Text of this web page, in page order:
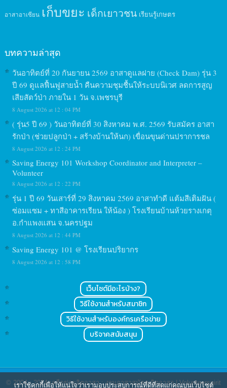
อาสาอาเซียน เก็บขยะ เด็กเยาวชน เรียนรู้เกษตร
บทความล่าสุด
วันอาทิตย์ที่ 20 กันยายน 2569 อาสาดูแลฝาย (Check Dam) รุ่น 3
ปี 69 ดูแลฟื้นฟูสายน้ำ คืนความชุมชื้นให้ระบบนิเวศ ลดการสูญ
เสียสัตว์ป่า ภายใน 1 วัน จ.เพชรบุรี
8 August 2026 at 12 : 04 PM
( รุ่น5 ปี 69 ) วันอาทิตย์ที่ 30 สิงหาคม พ.ศ. 2569 รับสมัคร อาสา
รักป่า (ช่วยปลูกป่า + สร้างบ้านให้นก) เขื่อนขุนด่านปราการชล
8 August 2026 at 12 : 24 PM
Saving Energy 101 Workshop Coordinator and Interpreter –
Volunteer
8 August 2026 at 12 : 22 PM
รุ่น 1 ปี 69 วันเสาร์ที่ 29 สิงหาคม 2569 อาสาทำดี แต้มสีเติมฝัน (
ซ่อมแซม + ทาสีอาคารเรียน ให้น้อง ) โรงเรียนบ้านห้วยรางเกตุ
อ.กำแพงแสน จ.นครปฐม
8 August 2026 at 12 : 44 PM
Saving Energy 101 @ โรงเรียนปริยากร
8 August 2026 at 12 : 58 PM
เว็บไซต์มีอะไรบ้าง?
วิธีใช้งานสำหรับสมาชิก
วิธีใช้งานสำหรับองค์กรเครือข่าย
บริจาคสนับสนุน
© 2004 - 2024เครือข่ายจิตอาสา : งานอาสาสมัคร จิตอาสา | Volunteerspirit
เราใช้คุกกี้เพื่อให้แน่ใจว่าเรามอบประสบการณ์ที่ดีที่สุดแก่คุณบนเว็บไซต์